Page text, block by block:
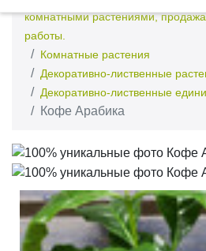
комнатными растениями,
работы.
Комнатные растения
Декоративно-лиственные
Декоративно-лиственные
Кофе Арабика